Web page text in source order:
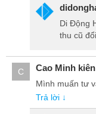
Di Động
thu cũ
C Cao Minh kiên
Mình muấn tư
Trả lời ↓